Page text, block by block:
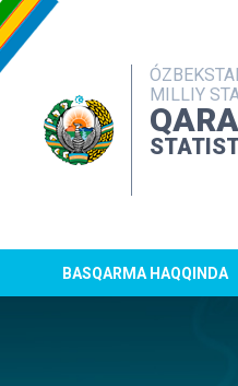
MILLIY
BASQARMA HAQQINDA